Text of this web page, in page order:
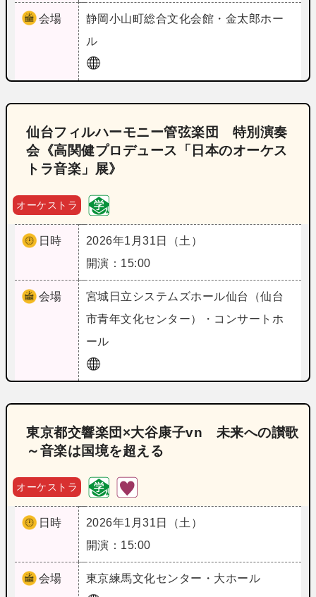
会場 静岡小山町総合文化会館・金太郎ホー
ル
仙台フィルハーモニー管弦楽団 特別演奏
会《高関健プロデュース「日本のオーケス
トラ音楽」展》
オーケストラ
日時
2026年1月31日（土）
開演：15:00
会場 宮城 日立システムズホール仙台（仙台
市青年文化センター）・コンサートホ
ール
東京都交響楽団×大谷康子vn 未来への讃歌
～音楽は国境を超える
オーケストラ
日時
2026年1月31日（土）
開演：15:00
会場 東京練馬文化センター・大ホール